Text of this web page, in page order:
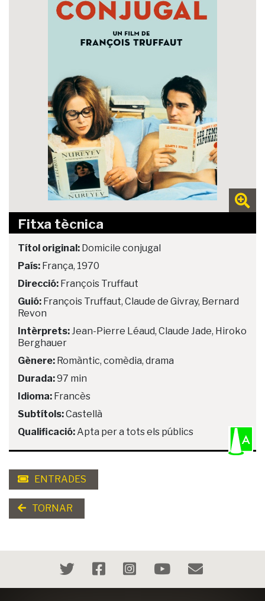
Fitxa tècnica
Títol original: Domicile conjugal
País: França, 1970
Direcció: François Truffaut
Guió: François Truffaut, Claude de Givray, Bernard
Revon
Intèrprets: Jean-Pierre Léaud, Claude Jade, Hiroko
Berghauer
Gènere: Romàntic, comèdia, drama
Durada:97 min
Idioma: Francès
Subtítols:Castellà
Qualificació: Apta per a tots els públics
ENTRADES
TORNAR